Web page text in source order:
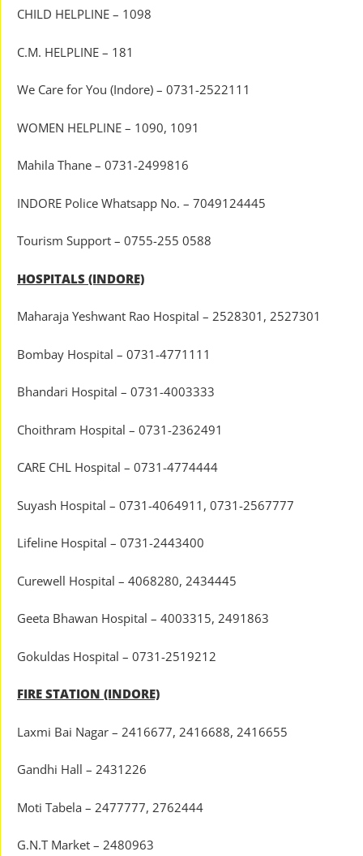
CHILD HELPLINE – 1098
C.M. HELPLINE – 181
We Care for You (Indore) – 0731-2522111
WOMEN HELPLINE – 1090, 1091
Mahila Thane – 0731-2499816
INDORE Police Whatsapp No. – 7049124445
Tourism Support – 0755-255 0588
HOSPITALS (INDORE)
Maharaja Yeshwant Rao Hospital – 2528301, 2527301
Bombay Hospital – 0731-4771111
Bhandari Hospital – 0731-4003333
Choithram Hospital – 0731-2362491
CARE CHL Hospital – 0731-4774444
Suyash Hospital – 0731-4064911, 0731-2567777
Lifeline Hospital – 0731-2443400
Curewell Hospital – 4068280, 2434445
Geeta Bhawan Hospital – 4003315, 2491863
Gokuldas Hospital – 0731-2519212
FIRE STATION (INDORE)
Laxmi Bai Nagar – 2416677, 2416688, 2416655
Gandhi Hall – 2431226
Moti Tabela – 2477777, 2762444
G.N.T Market – 2480963